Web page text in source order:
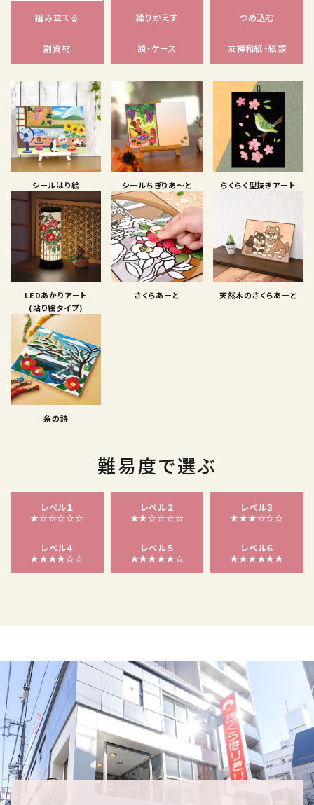
組み立てる 繰りかえす つめ込む
副資材 額・ケース 友禅和紙・紙類
シールはり絵 シールちぎりあ〜と らくらく型抜きアート
LEDあかりアート
(貼り絵タイプ)
さくらあーと 天然木のさくらあーと
糸の詩
難易度で選ぶ
レベル１
★☆☆☆☆☆
レベル２
★★☆☆☆☆
レベル３
★★★☆☆☆
レベル４
★★★★☆☆
レベル５
★★★★★☆
レベル６
★★★★★★